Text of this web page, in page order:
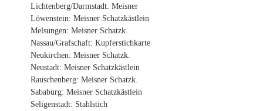
Lichtenberg/Darmstadt: Meisner
Löwenstein: Meisner Schatzkästlein
Melsungen: Meisner Schatzk.
Nassau/Grafschaft: Kupferstichkarte
Neukirchen: Meisner Schatzk.
Neustadt: Meisner Schatzkästlein
Rauschenberg: Meisner Schatzk.
Sababurg: Meisner Schatzkästlein
Seligenstadt: Stahlstich